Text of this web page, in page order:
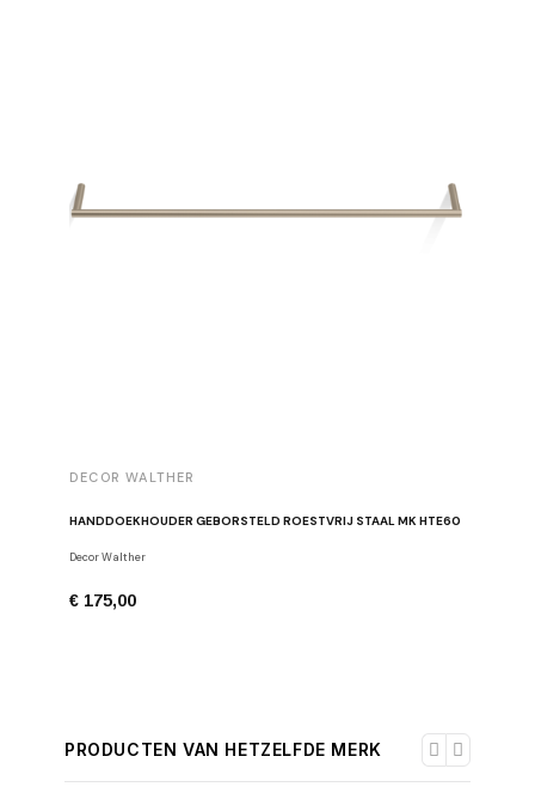
DECOR WALTHER
HANDDOEKHOUDER GEBORSTELD ROESTVRIJ STAAL MK HTE60
Decor Walther
€ 175,00
PRODUCTEN VAN HETZELFDE MERK